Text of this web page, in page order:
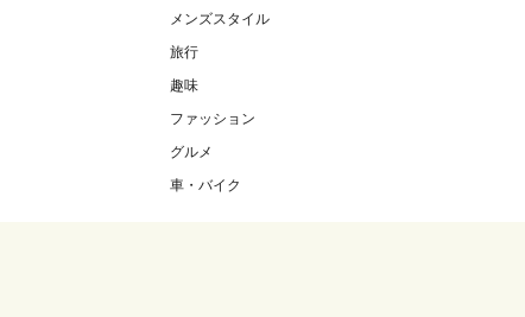
メンズスタイル
旅行
趣味
ファッション
グルメ
車・バイク